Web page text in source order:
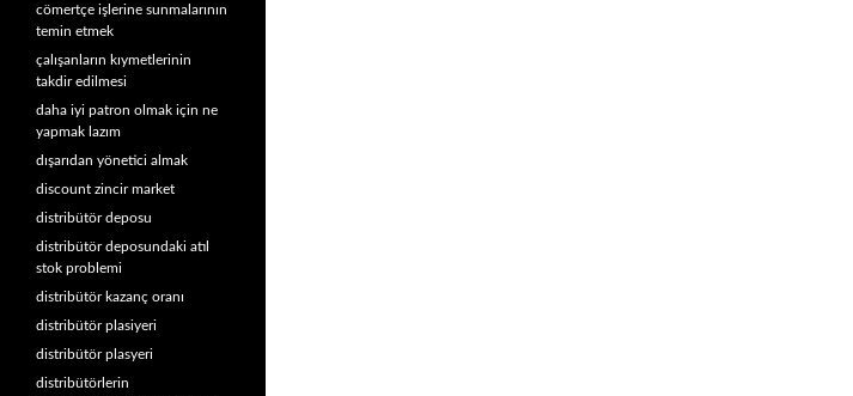
cömertçe işlerine sunmalarının
temin etmek
çalışanların kıymetlerinin
takdir edilmesi
daha iyi patron olmak için ne
yapmak lazım
dışarıdan yönetici almak
discount zincir market
distribütör deposu
distribütör deposundaki atıl
stok problemi
distribütör kazanç oranı
distribütör plasiyeri
distribütör plasyeri
distribütörlerin